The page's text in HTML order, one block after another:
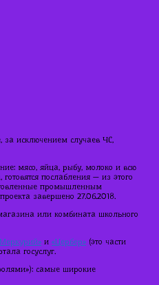
за исключением случаев ЧС,
мясо, яйца, рыбу, молоко и всю
послабления — из этого
промышленным
завершено 27.06.2018.
или комбината школьного
и «Цербер» (это части
госуслуг.
самые широкие